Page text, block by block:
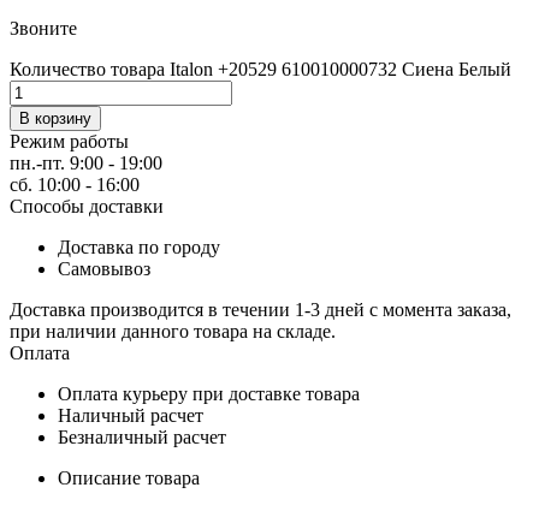
Звоните
Количество товара Italon +20529 610010000732 Сиена Белый
В корзину
Режим работы
пн.-пт. 9:00 - 19:00
сб. 10:00 - 16:00
Способы доставки
Доставка по городу
Самовывоз
Доставка производится в течении 1-3 дней с момента заказа,
при наличии данного товара на складе.
Оплата
Оплата курьеру при доставке товара
Наличный расчет
Безналичный расчет
Описание товара